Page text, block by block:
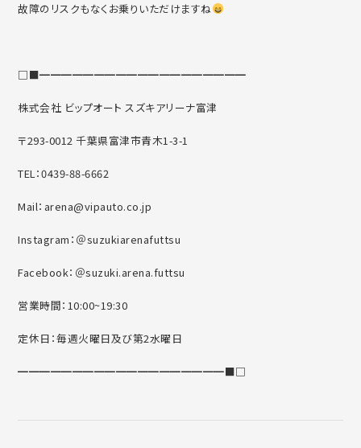
故障のリスクもなくお乗りいただけますね
□■━━━━━━━━━━━━━━━━━━━
株式会社 ビップオート スズキアリーナ富津
〒293-0012 千葉県富津市青木1-3-1
TEL：0439-88-6662
Mail：arena@vipauto.co.jp
Instagram：＠suzukiarenafuttsu
Facebook：＠suzuki.arena.futtsu
営業時間：10:00~19:30
定休日：毎週火曜日及び第2水曜日
━━━━━━━━━━━━━━━━━━━■□